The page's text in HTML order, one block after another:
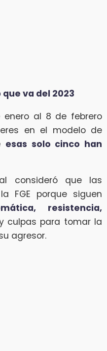
va del 2023
enero al 8 de febrero
en el modelo de
esas solo cinco han
consideró que las
FGE porque siguen
resistencia,
culpas para tomar la
agresor.